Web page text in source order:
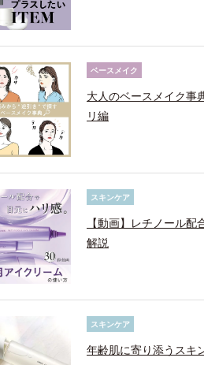
ベースメイク
大人のベースメイク事
リ編
スキンケア
【動画】レチノール
解説
スキンケア
年齢肌に寄り添うスキ